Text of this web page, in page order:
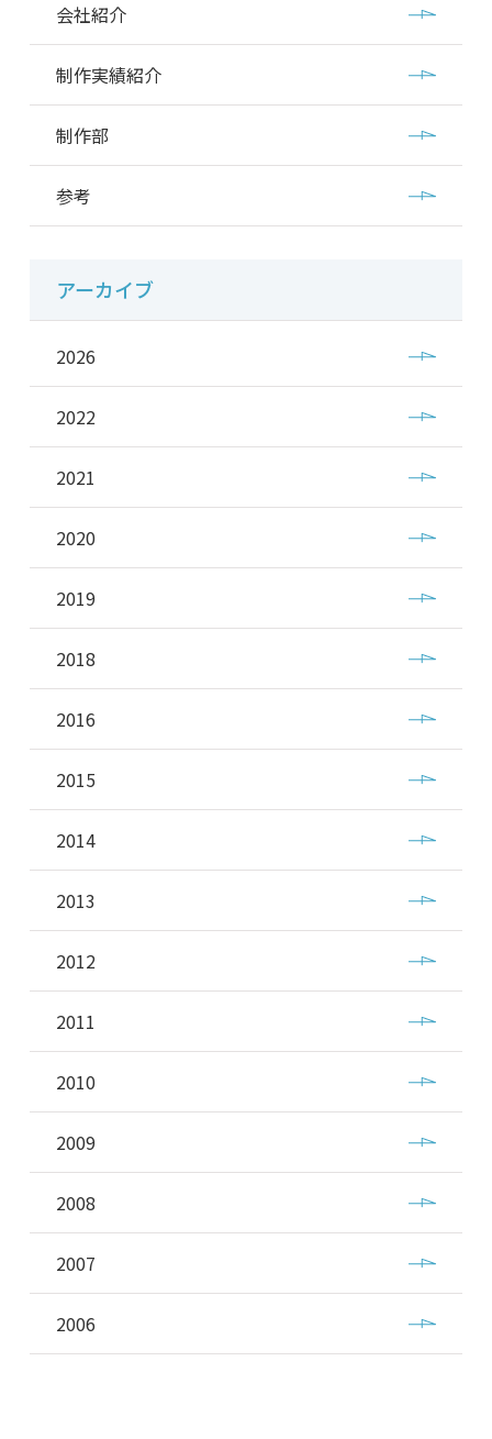
会社紹介
制作実績紹介
制作部
参考
アーカイブ
2026
2022
2021
2020
2019
2018
2016
2015
2014
2013
2012
2011
2010
2009
2008
2007
2006